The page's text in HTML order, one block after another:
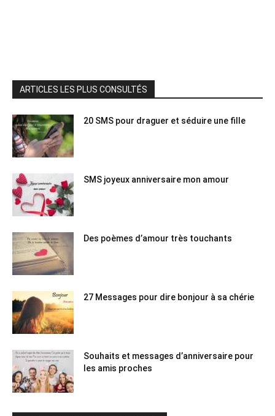
ARTICLES LES PLUS CONSULTÉS
20 SMS pour draguer et séduire une fille
SMS joyeux anniversaire mon amour
Des poèmes d’amour très touchants
27 Messages pour dire bonjour à sa chérie
Souhaits et messages d’anniversaire pour
les amis proches